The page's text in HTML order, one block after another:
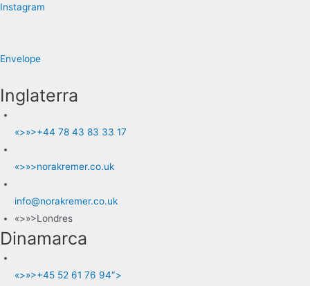
Instagram
Envelope
Inglaterra
«>»>+44 78 43 83 33 17
«>»>norakremer.co.uk
info@norakremer.co.uk
«>»>Londres
Dinamarca
«>»>+45 52 61 76 94″>